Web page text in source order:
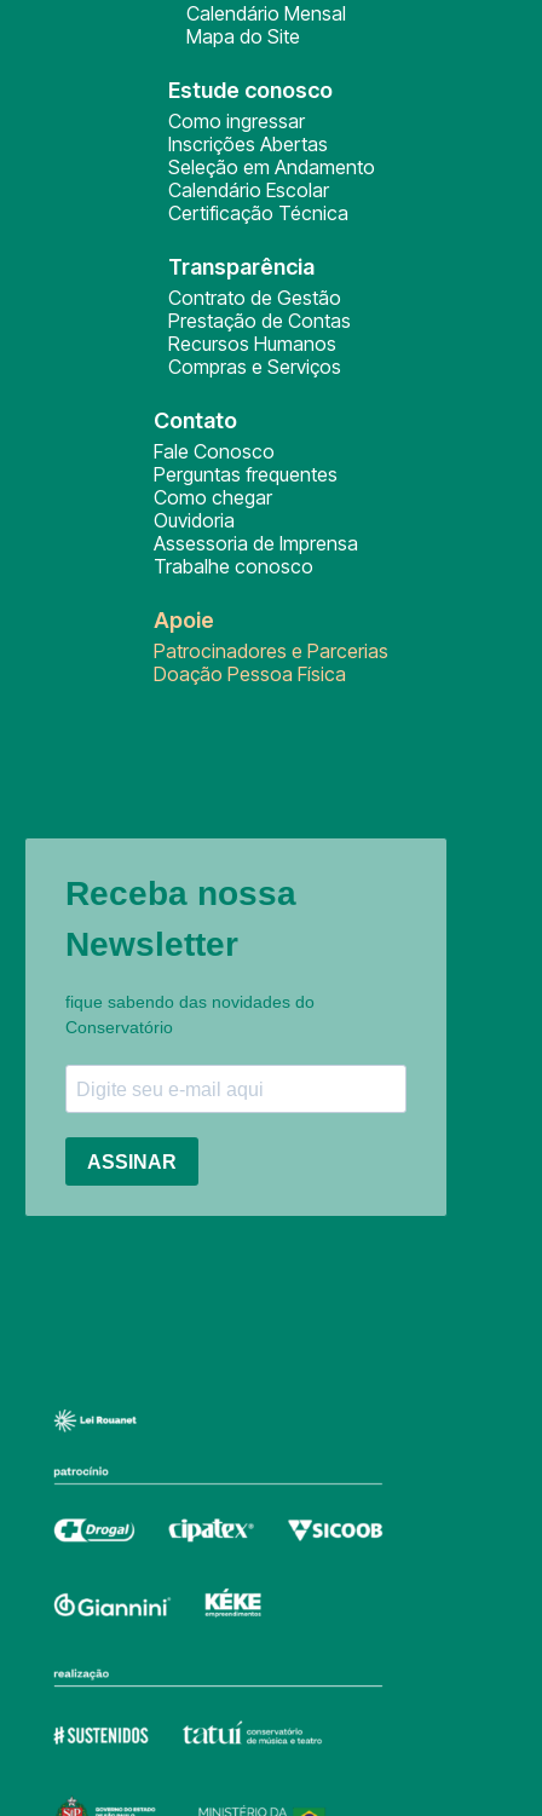
Calendário Mensal
Mapa do Site
Estude conosco
Como ingressar
Inscrições Abertas
Seleção em Andamento
Calendário Escolar
Certificação Técnica
Transparência
Contrato de Gestão
Prestação de Contas
Recursos Humanos
Compras e Serviços
Contato
Fale Conosco
Perguntas frequentes
Como chegar
Ouvidoria
Assessoria de Imprensa
Trabalhe conosco
Apoie
Patrocinadores e Parcerias
Doação Pessoa Física